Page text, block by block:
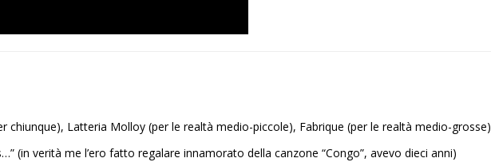
chiunque), Latteria Molloy (per le realtà medio-piccole), Fabrique (per le realtà medio-grosse)
(in verità me l’ero fatto regalare innamorato della canzone “Congo”, avevo dieci anni)